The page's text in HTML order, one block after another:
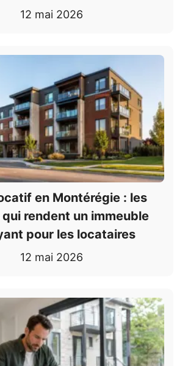
12 mai 2026
en Montérégie : les
rendent un immeuble
pour les locataires
12 mai 2026